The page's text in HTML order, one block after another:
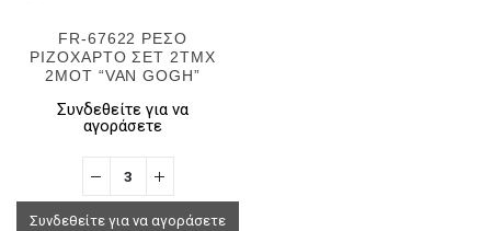
FR-67622 ΡΕΣΟ
ΡΙΖΟΧΑΡΤΟ ΣΕΤ 2ΤΜΧ
2MOT “VAN GOGH”
Συνδεθείτε για να
αγοράσετε
Συνδεθείτε για να αγοράσετε